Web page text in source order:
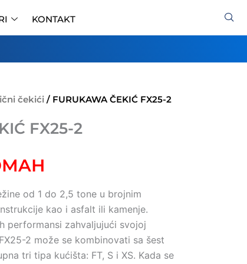
KONTAKT
čekići / FURUKAWA ČEKIĆ FX25-2
FX25-2
od 1 do 2,5 tone u brojnim
kao i asfalt ili kamenje.
performansi zahvaljujući svojoj
2 može se kombinovati sa šest
tri tipa kućišta: FT, S i XS. Kada se